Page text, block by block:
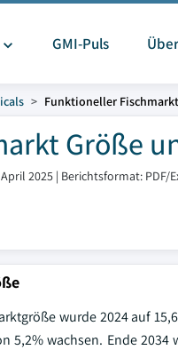
GMI-Puls
Funktioneller Fischmarkt
Größe
2025 | Berichtsformat:
wurde 2024 auf
5,2% wachsen. Ende